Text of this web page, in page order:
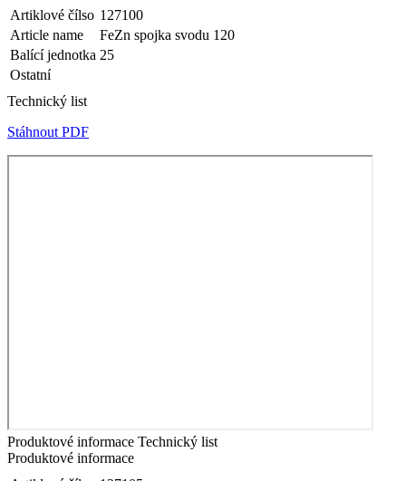
Artiklové čílso 127100
Article name
FeZn spojka svodu 120
Balící jednotka 25
Ostatní
Technický list
Stáhnout PDF
Produktové informace Technický list
Produktové informace